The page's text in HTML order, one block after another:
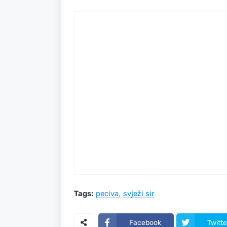
Tags: peciva svježi sir
Facebook